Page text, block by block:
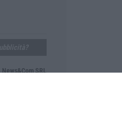
News&Com SRL